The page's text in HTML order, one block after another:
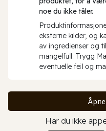
noe du ikke tåler.
eksterne kilder, og
av ingredienser og
mangelfull. Trygg
eventuelle feil og
Har du ikke